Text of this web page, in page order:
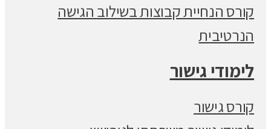
קורס הנחיית קבוצות בשילוב הגישה
הנרטיבית
לימודי גישור
קורס גישור